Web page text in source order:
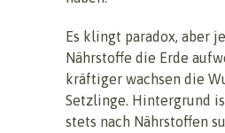
Es klingt paradox, aber
Nährstoffe die Erde
kräftiger wachsen die
Setzlinge. Hintergrund
stets nach Nährstoffen